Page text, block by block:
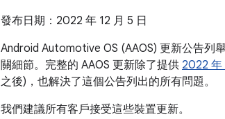
發布日期：2022 年 12 月 5 日
Android Automotive OS (AAOS) 更新公告列
關細節。完整的 AAOS 更新除了提供 2022 年
之後)，也解決了這個公告列出的所有問題。
我們建議所有客戶接受這些裝置更新。